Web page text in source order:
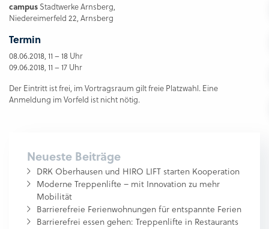
campus Stadtwerke Arnsberg,
Niedereimerfeld 22, Arnsberg
Termin
08.06.2018, 11 – 18 Uhr
09.06.2018, 11 – 17 Uhr
Der Eintritt ist frei, im Vortragsraum gilt freie Platzwahl. Eine
Anmeldung im Vorfeld ist nicht nötig.
Neueste Beiträge
DRK Oberhausen und HIRO LIFT starten Kooperation
Moderne Treppenlifte – mit Innovation zu mehr
Mobilität
Barrierefreie Ferienwohnungen für entspannte Ferien
Barrierefrei essen gehen: Treppenlifte in Restaurants